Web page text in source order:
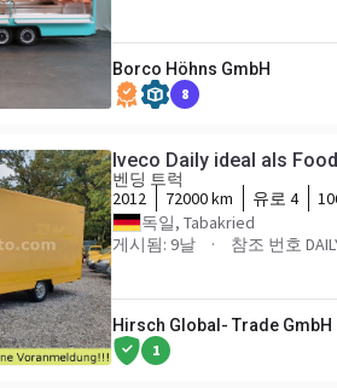
Borco Höhns GmbH
8
Iveco Daily ideal als
벤딩 트럭
2012
72000 km 유로 4
독일, Tabakried
게시됨: 9날
참조 번호
Hirsch Global- Trade GmbH
1